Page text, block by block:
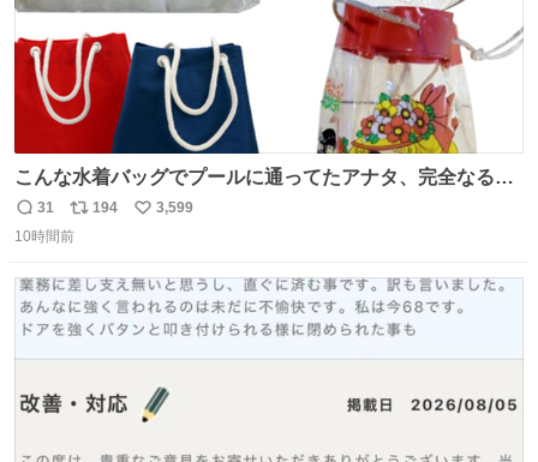
こんな水着バッグでプールに通ってたアナタ、完全なる同
世代（笑） #70年代 #80年代 #昭和レトロ
返
信
31
リ
ポ
ト
数
194
い
数
3,599
10時間前